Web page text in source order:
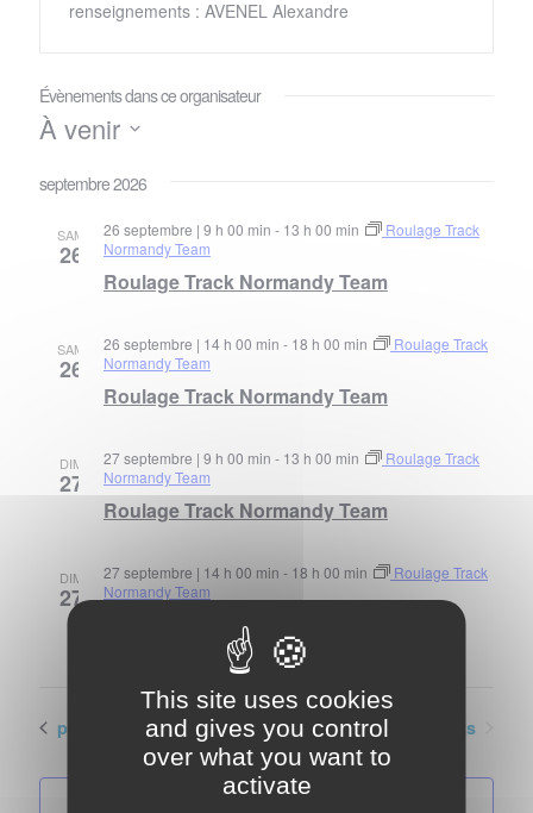
renseignements : AVENEL Alexandre
Évènements dans ce organisateur
À venir
une
septembre 2026
SAM
26
Roulage Track Normandy Team
26 septembre | 9 h 00 min - 13 h 00 min
Roulage Track
Normandy Team
SAM
26
Roulage Track Normandy Team
26 septembre | 14 h 00 min - 18 h 00 min
Roulage Track
Normandy Team
DIM
27
Roulage Track Normandy Team
27 septembre | 9 h 00 min - 13 h 00 min
Roulage Track
Normandy Team
DIM
27
Roulage Track Normandy Team
27 septembre | 14 h 00 min - 18 h 00 min
Roulage Track
Normandy Team
Évènements
précédents Aujourd’hui Évènements
suivants
This site uses cookies
and gives you control
over what you want to
activate